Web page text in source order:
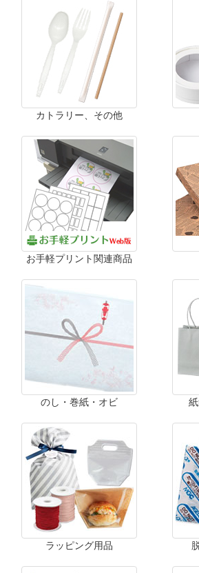
カトラリー、その他
お手軽プリント関連商品
のし・巻紙・オビ
ラッピング用品